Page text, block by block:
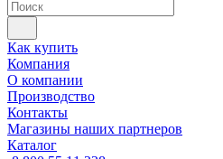
Как купить
Компания
О компании
Производство
Контакты
Магазины наших партнеров
Каталог